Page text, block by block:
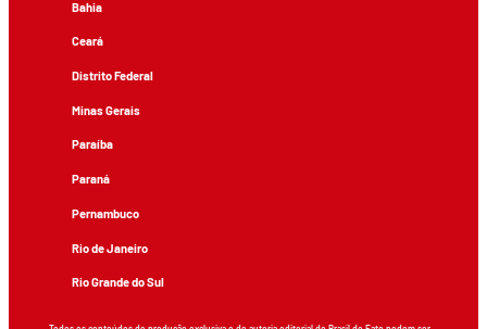
Bahia
Ceará
Distrito Federal
Minas Gerais
Paraíba
Paraná
Pernambuco
Rio de Janeiro
Rio Grande do Sul